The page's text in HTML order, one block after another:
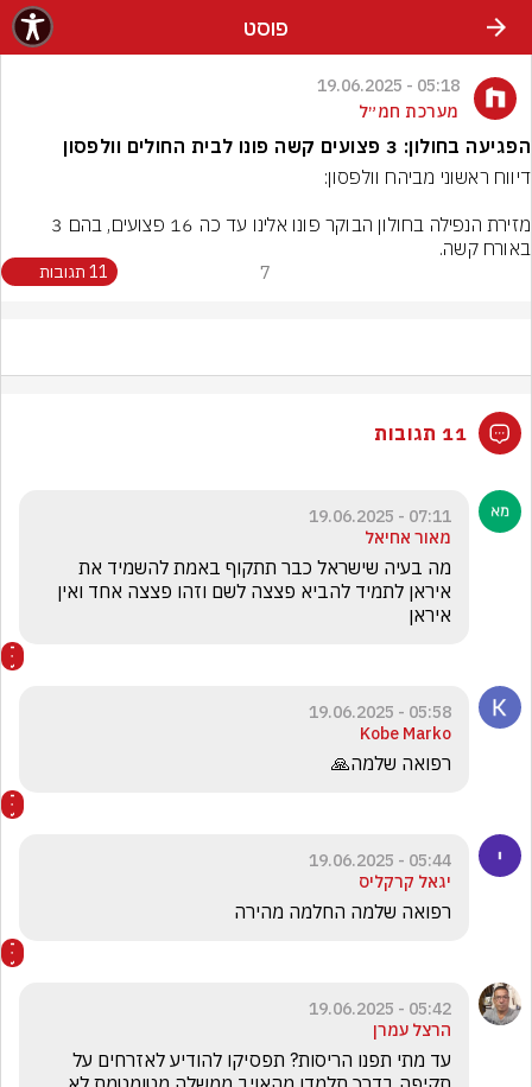
פוסט
05:18 - 19.06.2025
מערכת חמ״ל
הפגיעה בחולון: 3 פצועים קשה פונו לבית החולים וולפסון
באורח קשה.
7 11 תגובות
11 תגובות
07:11 - 19.06.2025
מאור אחיאל
איראן
05:58 - 19.06.2025
Kobe Marko
רפואה שלמה🙏
05:44 - 19.06.2025
יגאל קרקליס
רפואה שלמה החלמה מהירה
05:42 - 19.06.2025
הרצל עמרן